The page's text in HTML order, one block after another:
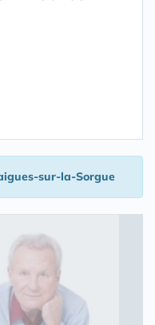
sur-la-Sorgue